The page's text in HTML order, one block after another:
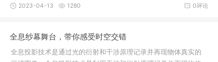
化、教育、休闲等多功能于一体的综合性展馆。展示馆建筑面积1
以“武陵风华”为
0评论
2023-04-13 1280
全息纱幕舞台，带你感受时空交错
全息投影技术是通过光的衍射和干涉原理记录并再现物体真实的